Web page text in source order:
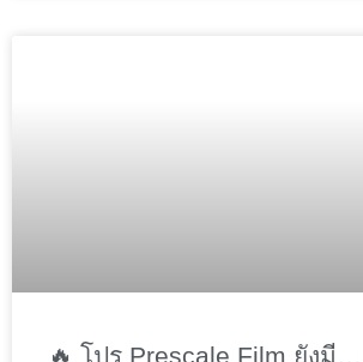
🔥 โปร Prescale Film ยังมี